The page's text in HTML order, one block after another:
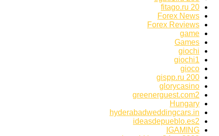
fitago.ru 20
Forex News
Forex Reviews
game
Games
giochi
giochi1
gioco
gispp.ru 200
glorycasino
greenerguest.com2
Hungary
hyderabadweddingcars.in
ideasdepueblo.es2
IGAMING